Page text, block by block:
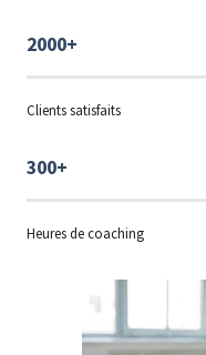
2000+
Clients satisfaits
300+
Heures de coaching